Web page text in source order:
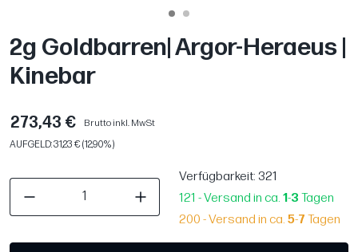
2g Goldbarren| Argor-Heraeus |
Kinebar
273,43 €
Brutto inkl. MwSt
AUFGELD: 31,23 € (12,90%)
Verfügbarkeit: 321
121 - Versand in ca. 1-3 Tagen
200 - Versand in ca. 5-7 Tagen